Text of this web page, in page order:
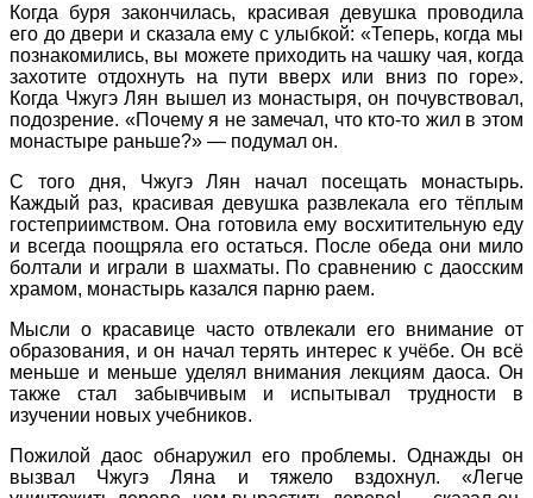
Когда буря закончилась, красивая девушка проводила
его до двери и сказала ему с улыбкой: «Теперь, когда мы
познакомились, вы можете приходить на чашку чая, когда
захотите отдохнуть на пути вверх или вниз по горе».
Когда Чжугэ Лян вышел из монастыря, он почувствовал,
подозрение. «Почему я не замечал, что кто-то жил в этом
монастыре раньше?» — подумал он.
С того дня, Чжугэ Лян начал посещать монастырь.
Каждый раз, красивая девушка развлекала его тёплым
гостеприимством. Она готовила ему восхитительную еду
и всегда поощряла его остаться. После обеда они мило
болтали и играли в шахматы. По сравнению с даосским
храмом, монастырь казался парню раем.
Мысли о красавице часто отвлекали его внимание от
образования, и он начал терять интерес к учёбе. Он всё
меньше и меньше уделял внимания лекциям даоса. Он
также стал забывчивым и испытывал трудности в
изучении новых учебников.
Пожилой даос обнаружил его проблемы. Однажды он
вызвал Чжугэ Ляна и тяжело вздохнул. «Легче